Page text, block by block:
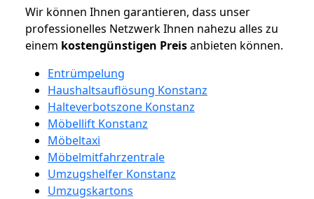
Wir können Ihnen garantieren, dass unser
professionelles Netzwerk Ihnen nahezu alles zu
einem kostengünstigen Preisanbieten können.
Entrümpelung
Haushaltsauflösung Konstanz
Halteverbotszone Konstanz
Möbellift Konstanz
Möbeltaxi
Möbelmitfahrzentrale
Umzugshelfer Konstanz
Umzugskartons